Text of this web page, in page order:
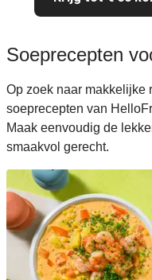
Soeprecepten
Op zoek naar makkelijke
soeprecepten van
Maak eenvoudig de
smaakvol gerecht.